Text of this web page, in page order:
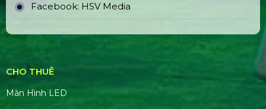
Facebook: HSV Media
CHO THUÊ
Màn Hình LED